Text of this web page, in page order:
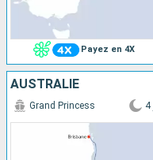
Payez en 4X
AUSTRALIE
Grand Princess 4